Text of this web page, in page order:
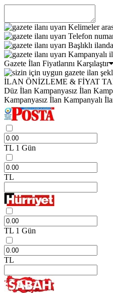
Kelimeler
Telefon
Başlıklı
Kampanyalı
Gazete İlan Fiyatlarını Karşılaştır
İLAN ÖNİZLEME & FİYAT
Düz İlan Kampanyasız İlan
Kampanyasız İlan Kampanyalı
TL 1 Gün
TL
TL 1 Gün
TL